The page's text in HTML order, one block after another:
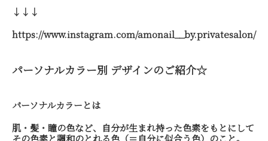
↓↓↓
https://www.instagram.com/amonail__by.privatesalon/
パーソナルカラー別 デザインのご紹介☆
パーソナルカラーとは
肌・髪・瞳の色など、自分が生まれ持った色素をもとにして
その色素と調和のとれる色（＝自分に似合う色）のこと。